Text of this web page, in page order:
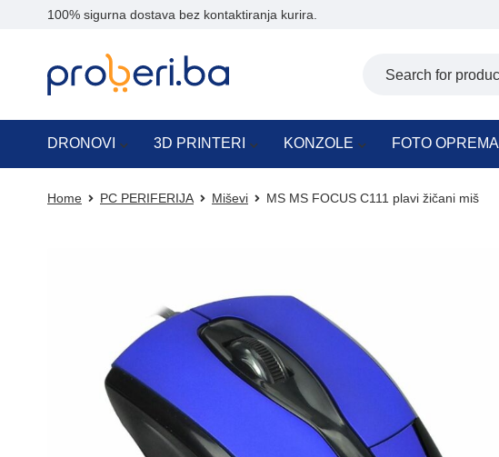
100% sigurna dostava bez kontaktiranja kurira.
DRONOVI 3D PRINTERI KONZOLE FOTO OPREMA
Home PC PERIFERIJA Miševi MS MS FOCUS C111 plavi žičani miš